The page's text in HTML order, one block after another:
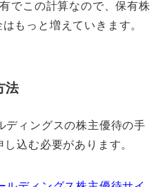
でこの計算なので、保有株
もっと増えていきます。
法
ディングスの株主優待の手
込む必要があります。